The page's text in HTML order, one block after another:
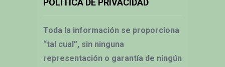
POLÍTICA DE PRIVACIDAD
Toda la información se proporciona
“tal cual”, sin ninguna
representación o garantía de ningún